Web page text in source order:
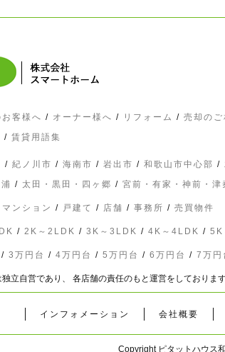
客様へ / オーナー様へ / リフォーム / 売却のご
/ 賃貸用語集
/ 紀ノ川市 / 海南市 / 岩出市 / 和歌山市中心部 /
/ 太田・黒田・四ヶ郷 / 宮前・有家・神前・津
マンション / 戸建て / 店舗 / 事務所 / 売買物件
/ 2K～2LDK / 3K～3LDK / 4K～4LDK / 5K
/ 3万円台 / 4万円台 / 5万円台 / 6万円台 / 7万円
独立自営であり、 各店舗の責任のもと運営をしてお
インフォメーション 会社概要
Copyright ピタットハウス